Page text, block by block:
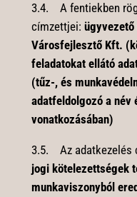
3.4. A fentiekben
címzettjei:
Városfejlesztő Kft.
feladatokat ellátó
(tűz-, és
adatfeldolgozó a név
vonatkozásában)
3.5. Az adatkezelés
jogi kötelezettségek
munkaviszonyból